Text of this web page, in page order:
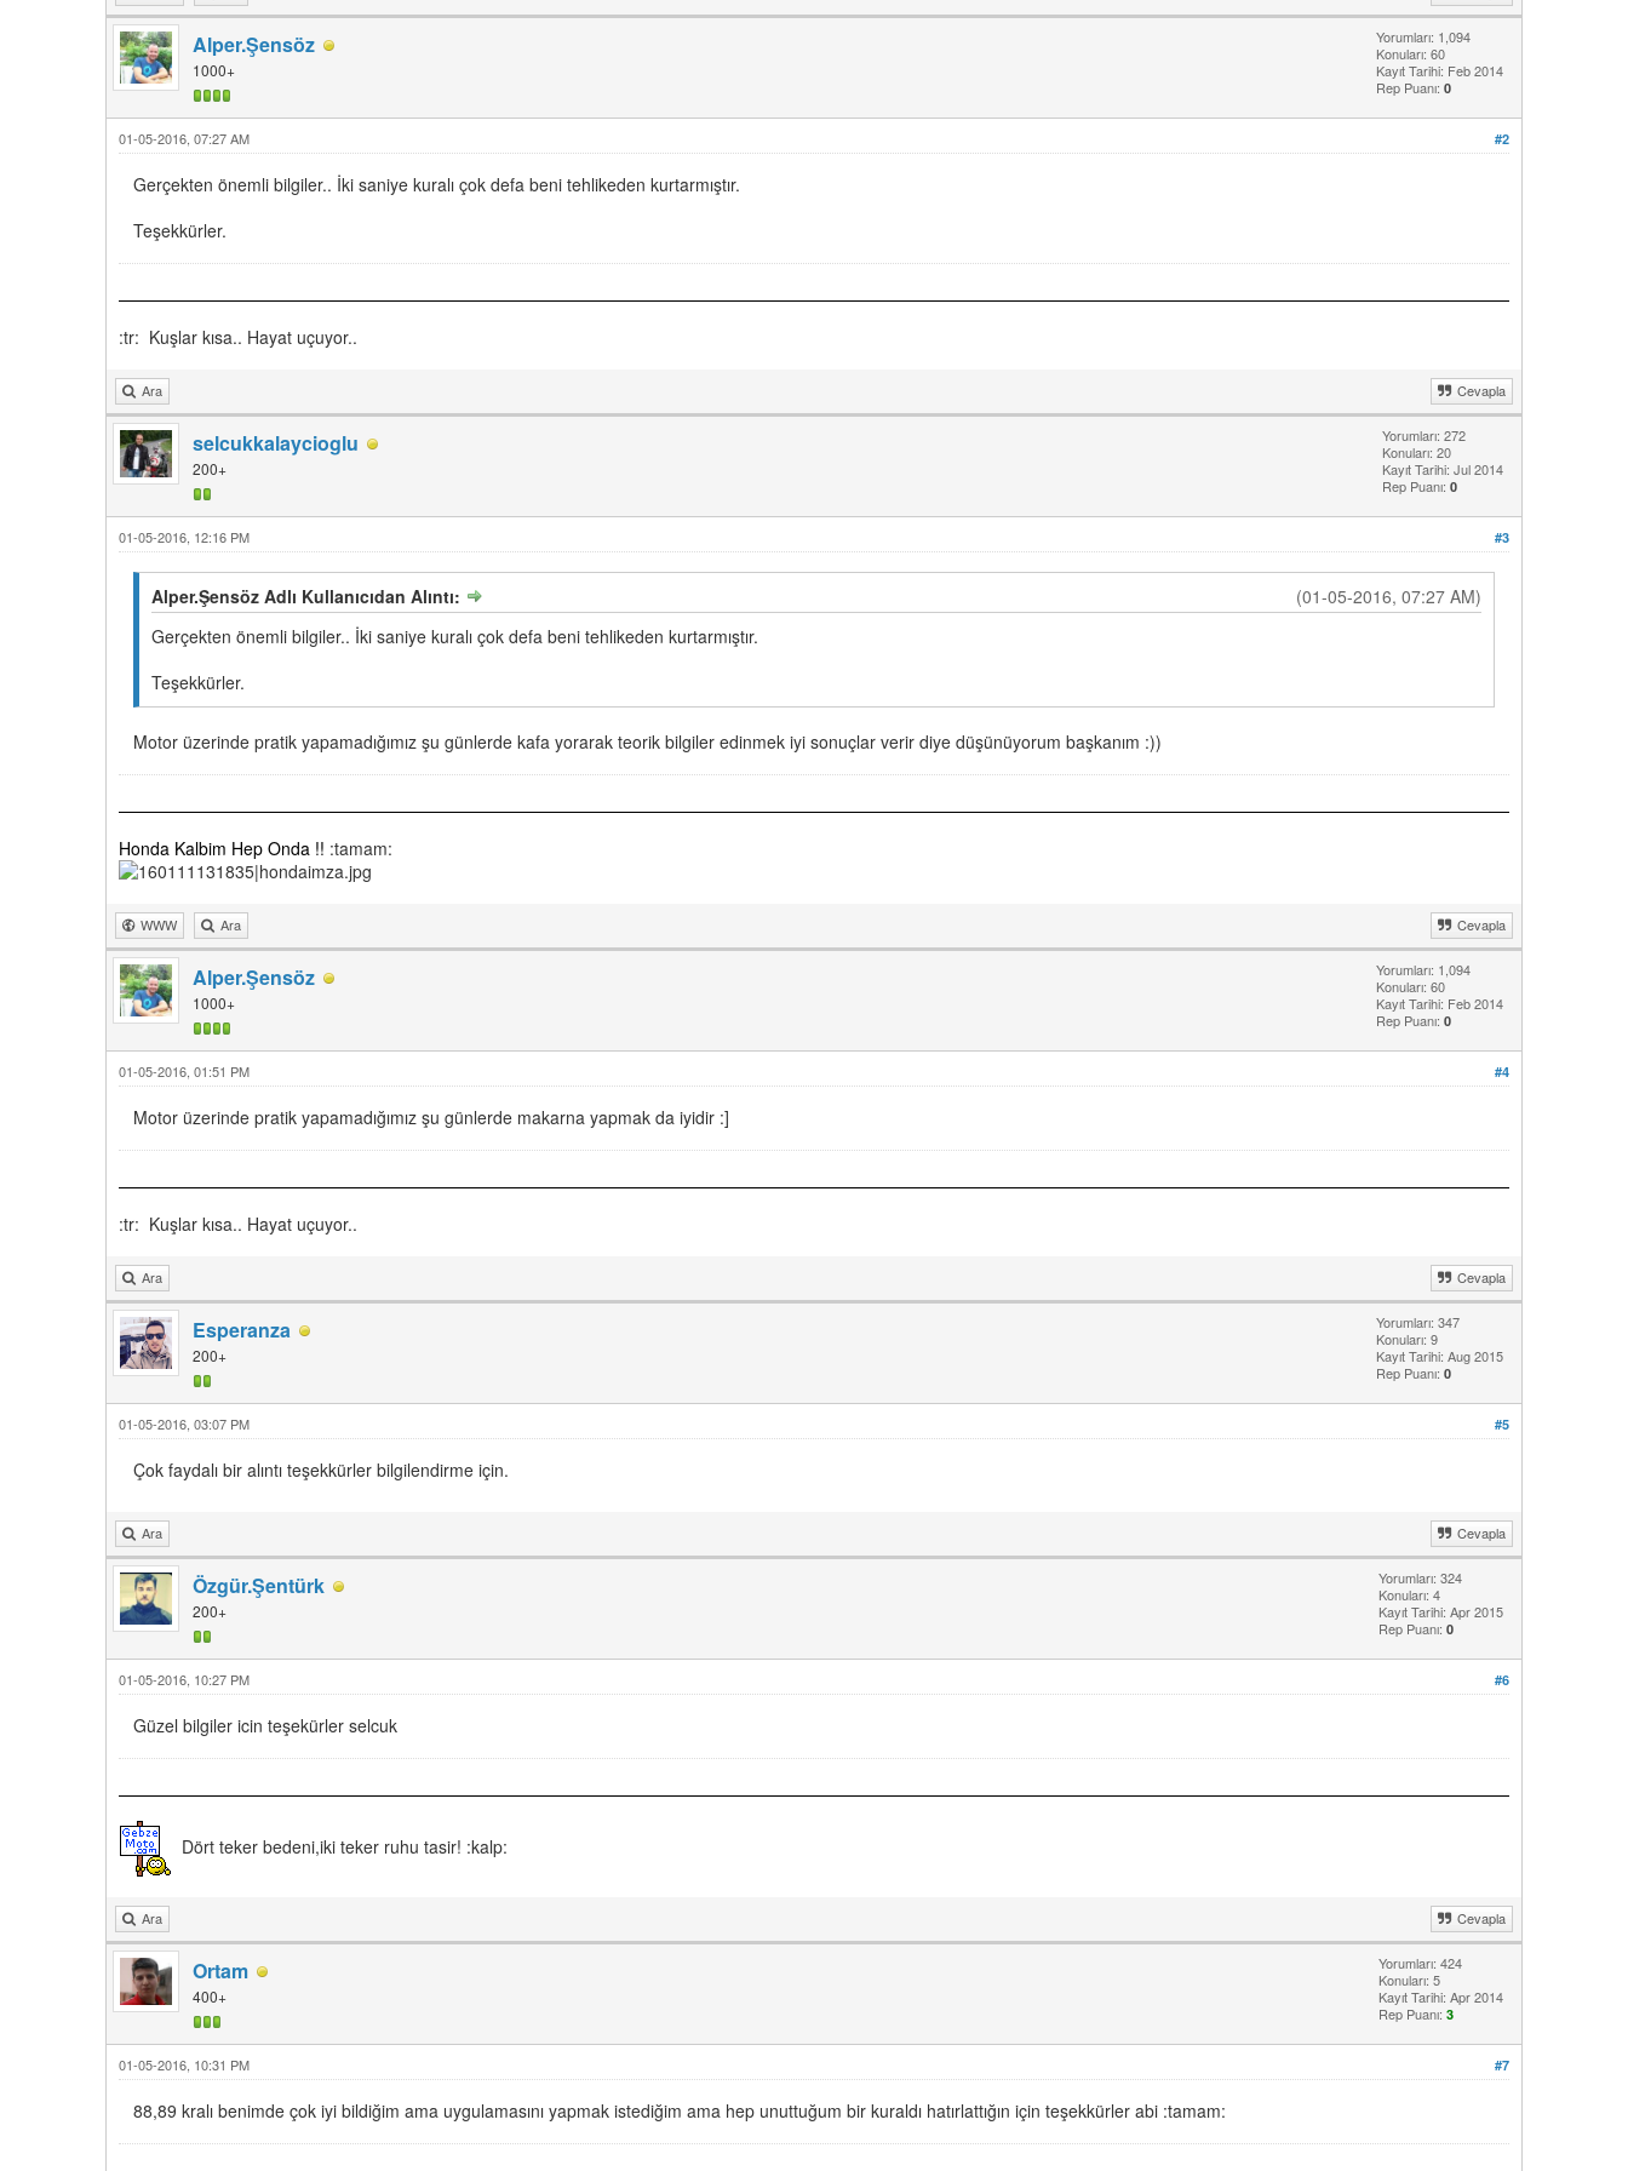
Alper.Şensöz
1000+
Yorumları: 1,094
Konuları: 60
Kayıt Tarihi: Feb 2014
Rep Puanı: 0
#2
01-05-2016, 07:27 AM
Gerçekten önemli bilgiler.. İki saniye kuralı çok defa beni tehlikeden kurtarmıştır.
Teşekkürler.
:tr: Kuşlar kısa.. Hayat uçuyor..
Ara Cevapla
selcukkalaycioglu
200+
Yorumları: 272
Konuları: 20
Kayıt Tarihi: Jul 2014
Rep Puanı: 0
#3
01-05-2016, 12:16 PM
(01-05-2016, 07:27 AM)
Alper.Şensöz Adlı Kullanıcıdan Alıntı:
Gerçekten önemli bilgiler.. İki saniye kuralı çok defa beni tehlikeden kurtarmıştır.
Teşekkürler.
Motor üzerinde pratik yapamadığımız şu günlerde kafa yorarak teorik bilgiler edinmek iyi sonuçlar verir diye düşünüyorum başkanım :))
Honda Kalbim Hep Onda !! :tamam:
WWW Ara Cevapla
Alper.Şensöz
1000+
Yorumları: 1,094
Konuları: 60
Kayıt Tarihi: Feb 2014
Rep Puanı: 0
#4
01-05-2016, 01:51 PM
Motor üzerinde pratik yapamadığımız şu günlerde makarna yapmak da iyidir :]
:tr: Kuşlar kısa.. Hayat uçuyor..
Ara Cevapla
Esperanza
200+
Yorumları: 347
Konuları: 9
Kayıt Tarihi: Aug 2015
Rep Puanı: 0
#5
01-05-2016, 03:07 PM
Çok faydalı bir alıntı teşekkürler bilgilendirme için.
Ara Cevapla
Özgür.Şentürk
200+
Yorumları: 324
Konuları: 4
Kayıt Tarihi: Apr 2015
Rep Puanı: 0
#6
01-05-2016, 10:27 PM
Güzel bilgiler icin teşekürler selcuk
Dört teker bedeni,iki teker ruhu tasir! :kalp:
Ara Cevapla
Ortam
400+
Yorumları: 424
Konuları: 5
Kayıt Tarihi: Apr 2014
Rep Puanı: 3
#7
01-05-2016, 10:31 PM
88,89 kralı benimde çok iyi bildiğim ama uygulamasını yapmak istediğim ama hep unuttuğum bir kuraldı hatırlattığın için teşekkürler abi :tamam: